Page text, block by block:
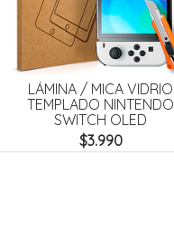
LÁMINA / MICA VIDRIO
TEMPLADO NINTENDO
SWITCH OLED
$3.990